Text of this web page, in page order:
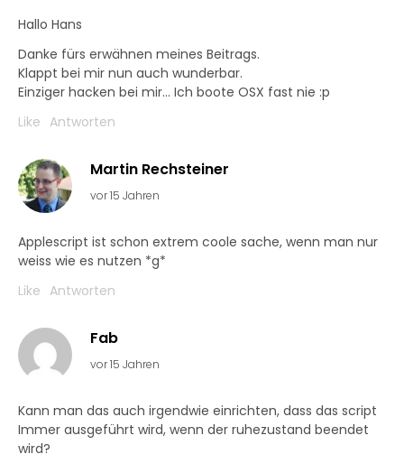
Hallo Hans
Danke fürs erwähnen meines Beitrags.
Klappt bei mir nun auch wunderbar.
Einziger hacken bei mir… Ich boote OSX fast nie :p
Like Antworten
Martin Rechsteiner
vor 15 Jahren
Applescript ist schon extrem coole sache, wenn man nur
weiss wie es nutzen *g*
Like Antworten
Fab
vor 15 Jahren
Kann man das auch irgendwie einrichten, dass das script
Immer ausgeführt wird, wenn der ruhezustand beendet
wird?